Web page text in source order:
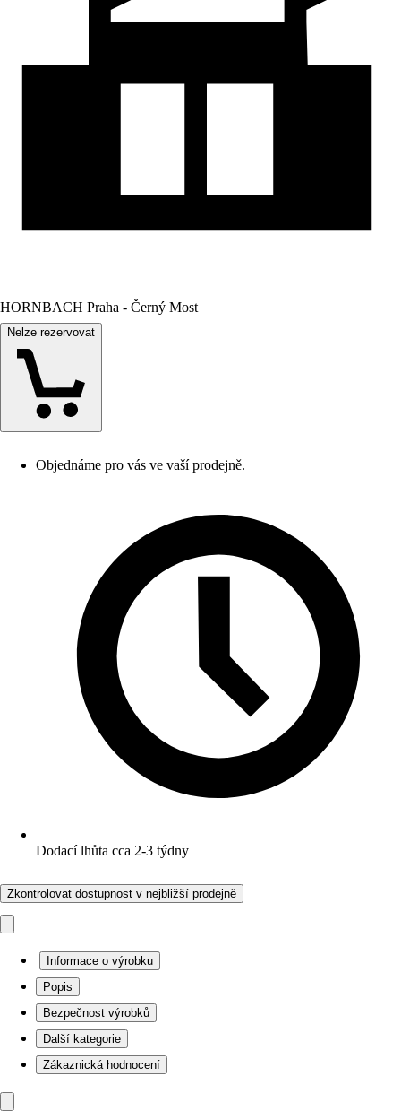
HORNBACH Praha - Černý Most
Nelze rezervovat
Objednáme pro vás ve vaší prodejně.
Dodací lhůta cca 2-3 týdny
Zkontrolovat dostupnost v nejbližší prodejně
Informace o výrobku
Popis
Bezpečnost výrobků
Další kategorie
Zákaznická hodnocení